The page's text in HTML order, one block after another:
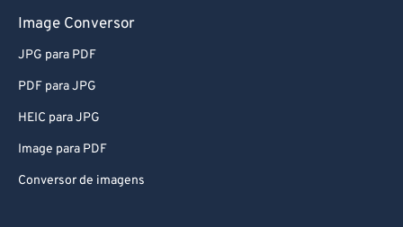
Image Conversor
JPG para PDF
PDF para JPG
HEIC para JPG
Image para PDF
Conversor de imagens